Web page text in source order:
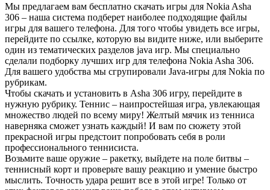
Мы предлагаем вам бесплатно скачать игры для Nokia Asha
306 – наша система подберет наиболее подходящие файлы
игры для вашего телефона. Для того чтобы увидеть все игры,
перейдите по ссылке, которую вы видите ниже, или выберите
один из тематических разделов java игр. Мы специально
сделали подборку лучших игр для телефона Nokia Asha 306.
Для вашего удобства мы сгрупировали Java-игры для Nokia по
рубрикам.
Чтобы скачать и установить в Asha 306 игру, перейдите в
нужную рубрику. Теннис – наипростейшая игра, увлекающая
множество людей по всему миру! Желтый мячик из тенниса
наверняка сможет узнать каждый! И вам по сюжету этой
прекрасной игры предстоит попробовать себя в роли
профессионального теннисиста.
Возьмите ваше оружие – ракетку, выйдете на поле битвы –
теннисный корт и проверьте вашу реакцию и умение быстро
мыслить. Точность удара решит все в этой игре! Только от